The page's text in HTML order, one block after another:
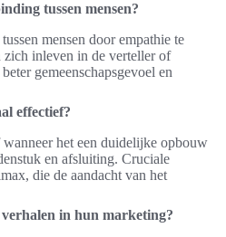
tussen mensen?
mensen door empathie te
inleven in de verteller of
gemeenschapsgevoel en
effectief?
het een duidelijke opbouw
en afsluiting. Cruciale
die de aandacht van het
in hun marketing?